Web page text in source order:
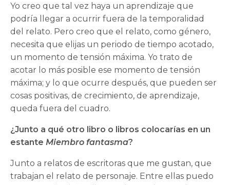
Yo creo que tal vez haya un aprendizaje que
podría llegar a ocurrir fuera de la temporalidad
del relato. Pero creo que el relato, como género,
necesita que elijas un periodo de tiempo acotado,
un momento de tensión máxima. Yo trato de
acotar lo más posible ese momento de tensión
máxima; y lo que ocurre después, que pueden ser
cosas positivas, de crecimiento, de aprendizaje,
queda fuera del cuadro.
¿Junto a qué otro libro o libros colocarías en un
estante Miembro fantasma?
Junto a relatos de escritoras que me gustan, que
trabajan el relato de personaje. Entre ellas puedo